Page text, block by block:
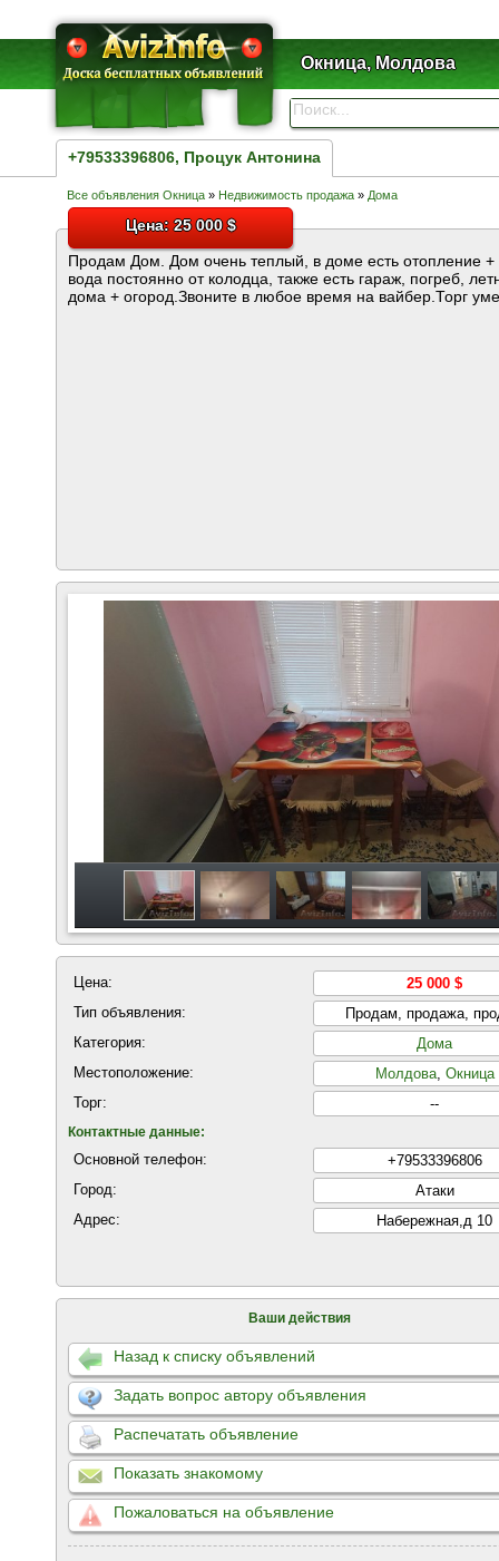
Окница, Молдова
+79533396806, Процук Антонина
Все объявления Окница » Недвижимость продажа » Дома
Цена: 25 000 $
Продам Дом. Дом очень теплый, в доме есть отопление +
вода постоянно от колодца, также есть гараж, погреб,
дома + огород.Звоните в любое время на вайбер.Торг
Цена:
25 000 $
Тип объявления:
Продам, продажа,
Категория:
Дома
Местоположение:
Молдова, Окница
Торг:
--
Контактные данные:
Основной телефон:
+79533396806
Город:
Атаки
Адрес:
Набережная,д 10
Ваши действия
Назад к списку объявлений
Задать вопрос автору объявления
Распечатать объявление
Показать знакомому
Пожаловаться на объявление